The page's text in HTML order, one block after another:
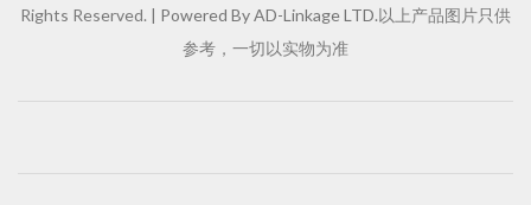
Rights Reserved. | Powered By AD-Linkage LTD.以上产品图片只供
参考，一切以实物为准